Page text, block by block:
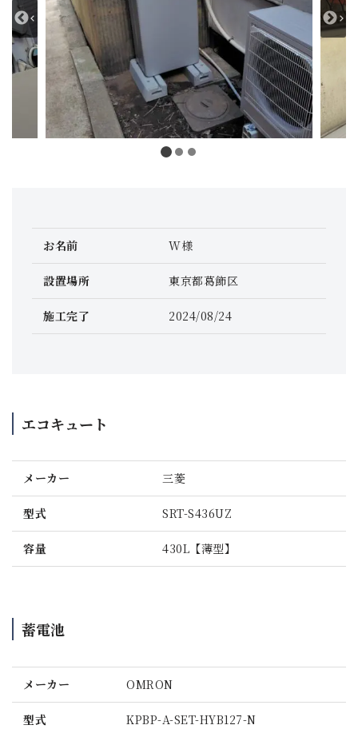
お名前 W様
設置場所 東京都葛飾区
施工完了 2024/08/24
エコキュート
メーカー 三菱
型式 SRT-S436UZ
容量 430L【薄型】
蓄電池
メーカー OMRON
型式 KPBP-A-SET-HYB127-N